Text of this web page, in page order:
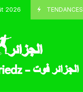
2026 TENDANCES
الحارس بوحلفاية يتحدث عن